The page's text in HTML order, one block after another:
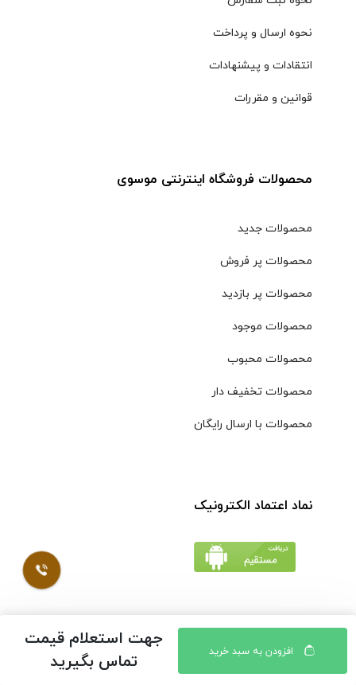
افزودن به سبد خرید
جهت استعلام قیمت
تماس بگیرید
نحوه ارسال و پرداخت
انتقادات و پیشنهادات
قوانین و مقررات
محصولات فروشگاه اینترنتی موسوی
محصولات جدید
محصولات پر فروش
محصولات پر بازدید
محصولات موجود
محصولات محبوب
محصولات تخفیف دار
محصولات با ارسال رایگان
نماد اعتماد الکترونیک
© کلیه حقوق مادی و معنوی محتویات سایت فروشگاه اینترنتی
موسوی محفوظ است |
طراحی شده توسط ایلیاسیستم